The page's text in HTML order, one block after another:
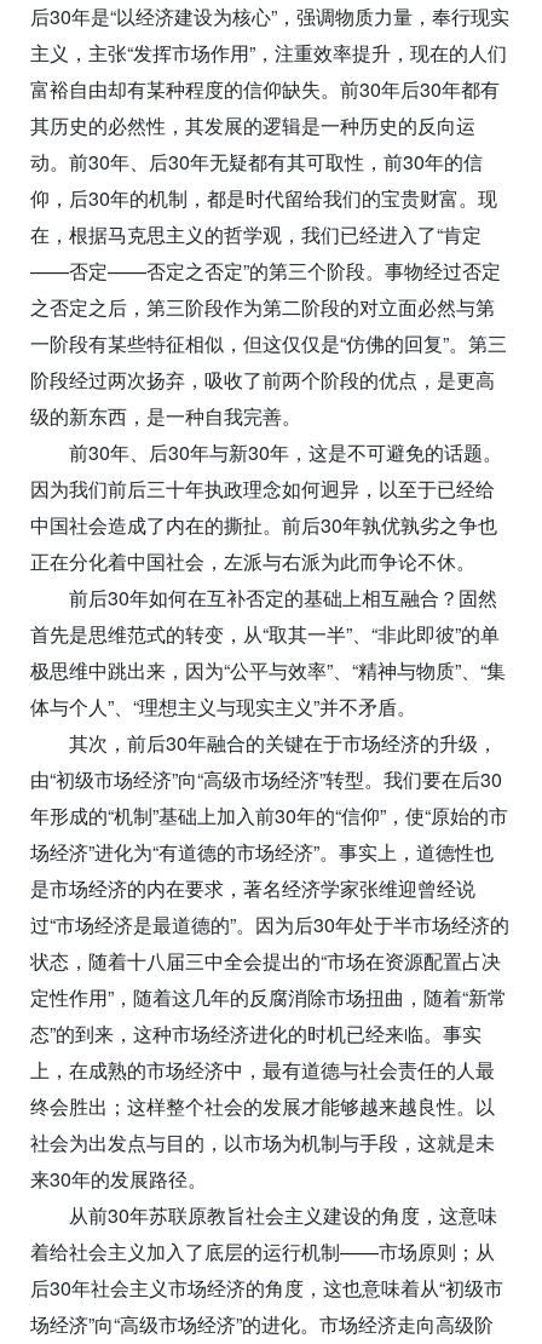
后30年是“以经济建设为核心”，强调物质力量，奉行现实
主义，主张“发挥市场作用”，注重效率提升，现在的人们
富裕自由却有某种程度的信仰缺失。前30年后30年都有
其历史的必然性，其发展的逻辑是一种历史的反向运
动。前30年、后30年无疑都有其可取性，前30年的信
仰，后30年的机制，都是时代留给我们的宝贵财富。现
在，根据马克思主义的哲学观，我们已经进入了“肯定
——否定——否定之否定”的第三个阶段。事物经过否定
之否定之后，第三阶段作为第二阶段的对立面必然与第
一阶段有某些特征相似，但这仅仅是“仿佛的回复”。第三
阶段经过两次扬弃，吸收了前两个阶段的优点，是更高
级的新东西，是一种自我完善。
前30年、后30年与新30年，这是不可避免的话题。
因为我们前后三十年执政理念如何迥异，以至于已经给
中国社会造成了内在的撕扯。前后30年孰优孰劣之争也
正在分化着中国社会，左派与右派为此而争论不休。
前后30年如何在互补否定的基础上相互融合？固然
首先是思维范式的转变，从“取其一半”、“非此即彼”的单
极思维中跳出来，因为“公平与效率”、“精神与物质”、“集
体与个人”、“理想主义与现实主义”并不矛盾。
其次，前后30年融合的关键在于市场经济的升级，
由“初级市场经济”向“高级市场经济”转型。我们要在后30
年形成的“机制”基础上加入前30年的“信仰”，使“原始的市
场经济”进化为“有道德的市场经济”。事实上，道德性也
是市场经济的内在要求，著名经济学家张维迎曾经说
过“市场经济是最道德的”。因为后30年处于半市场经济的
状态，随着十八届三中全会提出的“市场在资源配置占决
定性作用”，随着这几年的反腐消除市场扭曲，随着“新常
态”的到来，这种市场经济进化的时机已经来临。事实
上，在成熟的市场经济中，最有道德与社会责任的人最
终会胜出；这样整个社会的发展才能够越来越良性。以
社会为出发点与目的，以市场为机制与手段，这就是未
来30年的发展路径。
从前30年苏联原教旨社会主义建设的角度，这意味
着给社会主义加入了底层的运行机制——市场原则；从
后30年社会主义市场经济的角度，这也意味着从“初级市
场经济”向“高级市场经济”的进化。市场经济走向高级阶